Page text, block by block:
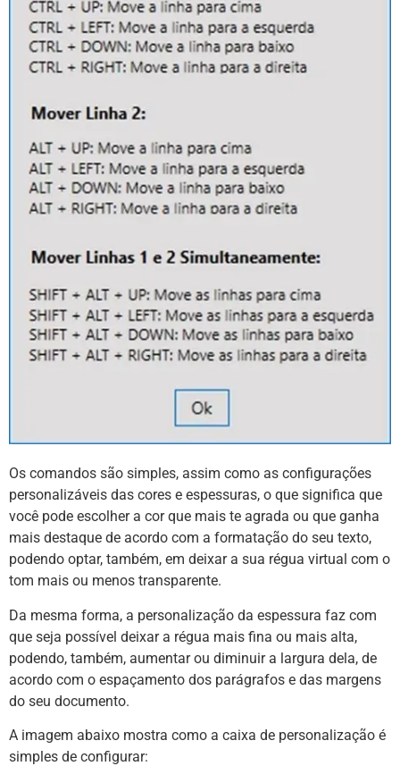
Os comandos são simples, assim como as configurações
personalizáveis das cores e espessuras, o que significa que
você pode escolher a cor que mais te agrada ou que ganha
mais destaque de acordo com a formatação do seu texto,
podendo optar, também, em deixar a sua régua virtual com o
tom mais ou menos transparente.
Da mesma forma, a personalização da espessura faz com
que seja possível deixar a régua mais fina ou mais alta,
podendo, também, aumentar ou diminuir a largura dela, de
acordo com o espaçamento dos parágrafos e das margens
do seu documento.
A imagem abaixo mostra como a caixa de personalização é
simples de configurar: